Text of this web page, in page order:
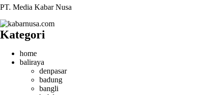
PT. Media Kabar Nusa
Kategori
home
baliraya
denpasar
badung
bangli